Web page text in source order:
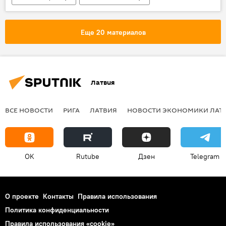
Россия
Италия
Москва
Патриарх Московский и Всея Руси Кирилл
архиепископ Бари Франческо Какуччи
принесение мощей Николая Чудотворца в Москву
очередь
молебны
Еще 20 материалов
Латвия
ВСЕ НОВОСТИ РИГА ЛАТВИЯ НОВОСТИ ЭКОНОМИКИ
OK Rutube Дзен Telegram
О проекте Контакты Правила использования
Политика конфиденциальности
Правила использования «cookie»